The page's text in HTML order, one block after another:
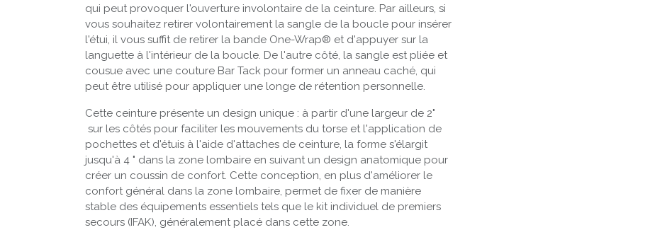
qui peut provoquer l'ouverture involontaire de la ceinture. Par ailleurs, si
vous souhaitez retirer volontairement la sangle de la boucle pour insérer
l'étui, il vous suffit de retirer la bande One-Wrap® et d'appuyer sur la
languette à l'intérieur de la boucle. De l'autre côté, la sangle est pliée et
cousue avec une couture Bar Tack pour former un anneau caché, qui
peut être utilisé pour appliquer une longe de rétention personnelle.
Cette ceinture présente un design unique : à partir d'une largeur de 2"
sur les côtés pour faciliter les mouvements du torse et l'application de
pochettes et d'étuis à l'aide d'attaches de ceinture, la forme s'élargit
jusqu'à 4 " dans la zone lombaire en suivant un design anatomique pour
créer un coussin de confort. Cette conception, en plus d'améliorer le
confort général dans la zone lombaire, permet de fixer de manière
stable des équipements essentiels tels que le kit individuel de premiers
secours (IFAK), généralement placé dans cette zone.